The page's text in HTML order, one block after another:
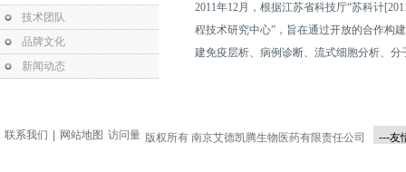
技术团队
品牌文化
新闻动态
2011年12月，根据江苏省科技厅“苏科计
程技术研究中心”，旨在通过开放的合作构
建免疫层析、病例诊断、流式细胞分析、
联系我们 网站地图 访问量 版权所有 南京艾德凯腾生物医药有限责任公司 ---友